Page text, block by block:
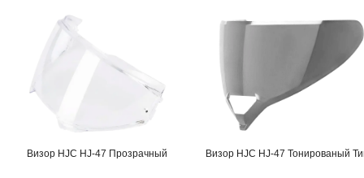
Визор HJC HJ-47 Прозрачный Визор HJC HJ-47 Тонированый